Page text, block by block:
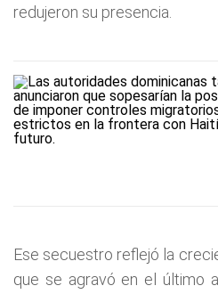
redujeron su presencia.
Ese secuestro reflejó la
que se agravó en el último